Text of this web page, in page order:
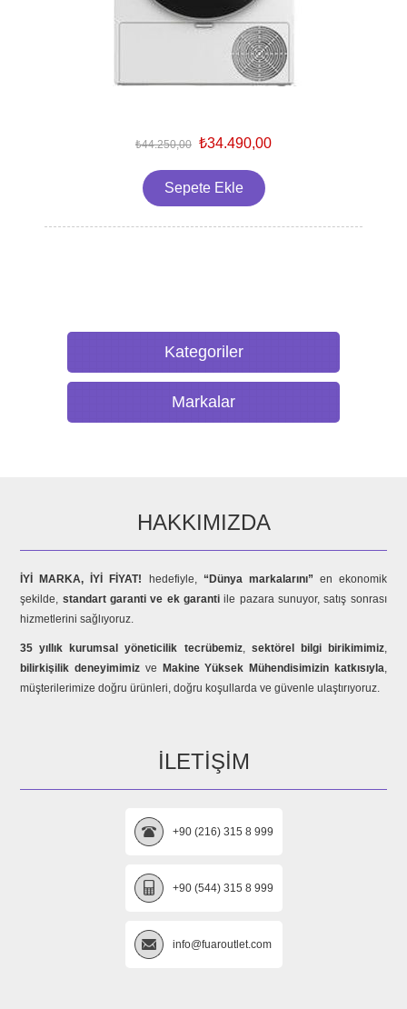
₺44.250,00 ₺34.490,00
Kategoriler
Markalar
HAKKIMIZDA
İYİ MARKA, İYİ FİYAT! hedefiyle, “Dünya markalarını” en ekonomik
şekilde, standart garanti ve ek garanti ile pazara sunuyor, satış sonrası
hizmetlerini sağlıyoruz.
35 yıllık kurumsal yöneticilik tecrübemiz, sektörel bilgi birikimimiz,
bilirkişilik deneyimimiz ve Makine Yüksek Mühendisimizin katkısıyla,
müşterilerimize doğru ürünleri, doğru koşullarda ve güvenle ulaştırıyoruz.
İLETIŞIM
+90 (216) 315 8 999
+90 (544) 315 8 999
info@fuaroutlet.com